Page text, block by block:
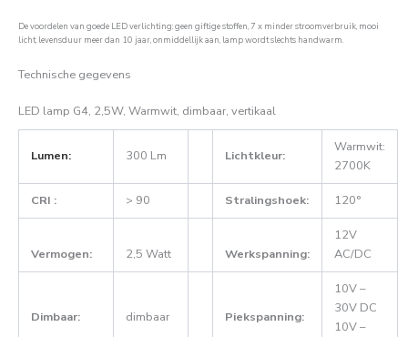
De voordelen van goede LED verlichting: geen giftige stoffen, 7 x minder stroomverbruik, mooi
licht, levensduur meer dan 10 jaar, onmiddellijk aan, lamp wordt slechts handwarm.
Technische gegevens
LED lamp G4, 2,5W, Warmwit, dimbaar, vertikaal
Lumen: 300 Lm Lichtkleur:
Warmwit:
2700K
CRI : > 90 Stralingshoek: 120°
Vermogen: 2,5 Watt Werkspanning:
12V
AC/DC
Dimbaar: dimbaar Piekspanning:
10V –
30V DC
10V –